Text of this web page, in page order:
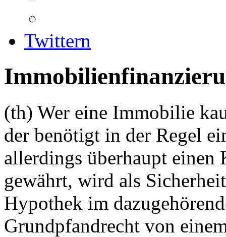
Twittern
(th) Wer eine Immobilie
der benötigt in der Regel
allerdings überhaupt
gewährt, wird als
Hypothek im
Grundpfandrecht von